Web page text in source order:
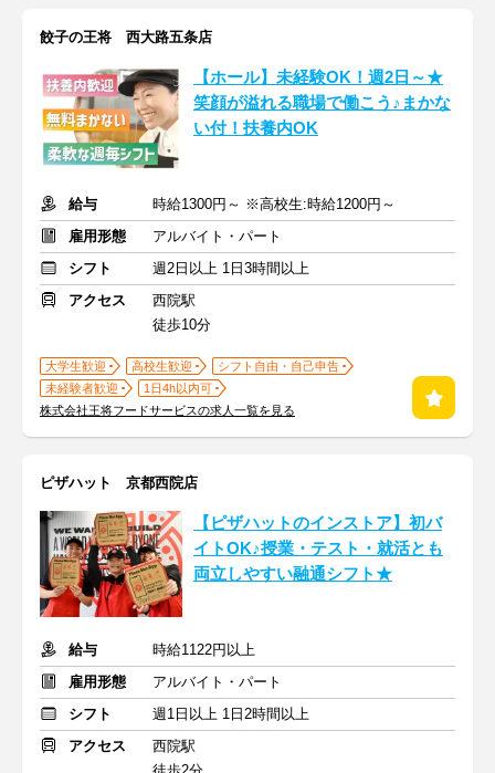
餃子の王将 西大路五条店
【ホール】未経験OK！週2日～★
笑顔が溢れる職場で働こう♪まかな
い付！扶養内OK
給与
時給1300円～ ※高校生:時給1200円～
雇用形態
アルバイト・パート
シフト
週2日以上 1日3時間以上
アクセス
西院駅
徒歩10分
大学生歓迎 高校生歓迎
シフト自由・自己申告
未経験者歓迎
1日4h以内可
株式会社王将フードサービスの求人一覧を見る
ピザハット 京都西院店
【ピザハットのインストア】初バ
イトOK♪授業・テスト・就活とも
両立しやすい融通シフト★
給与
時給1122円以上
雇用形態
アルバイト・パート
シフト
週1日以上 1日2時間以上
アクセス
西院駅